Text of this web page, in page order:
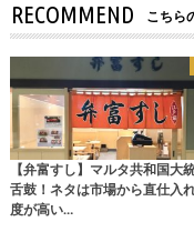
RECOMMEND こちら
【弁富すし】マルタ共和国大
舌鼓！ネタは市場から直仕入
度が高い…